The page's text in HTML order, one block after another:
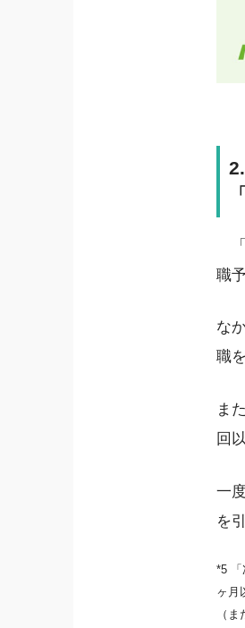
「
職
な
職
ま
回
一
を
*5 「
ヶ月
（